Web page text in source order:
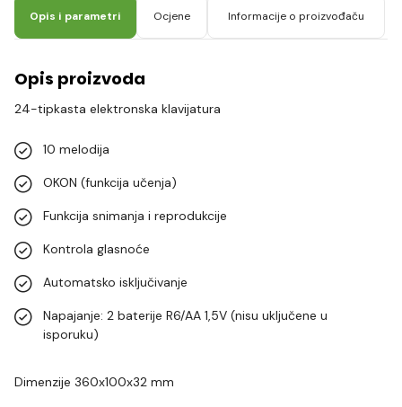
Opis i parametri Ocjene Informacije o proizvođaču
Opis proizvoda
24-tipkasta elektronska klavijatura
10 melodija
OKON (funkcija učenja)
Funkcija snimanja i reprodukcije
Kontrola glasnoće
Automatsko isključivanje
Napajanje: 2 baterije R6/AA 1,5V (nisu uključene u
isporuku)
Dimenzije 360x100x32 mm